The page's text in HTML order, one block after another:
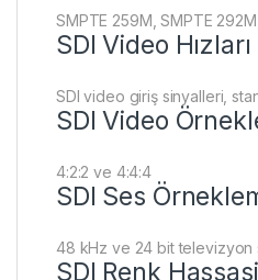
SMPTE 259M, SMPTE
SDI Video Hızları
SDI video giriş sinyalleri,
SDI Video
4:2:2 ve 4:4:4
SDI Ses
48 kHz ve 24 bit televizyon
SDI Renk